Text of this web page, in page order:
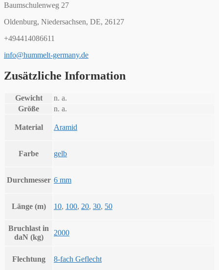
Baumschulenweg 27
Oldenburg, Niedersachsen, DE, 26127
+494414086611
info@hummelt-germany.de
Zusätzliche Information
Gewicht
n. a.
Größe
n. a.
Material Aramid
Farbe gelb
Durchmesser 6 mm
Länge (m) 10, 100, 20, 30, 50
Bruchlast in
daN (kg)
2000
Flechtung 8-fach Geflecht